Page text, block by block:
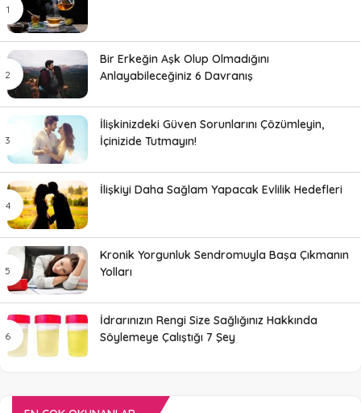
Bir Erkeğin Aşk Olup Olmadığını
Anlayabileceğiniz 6 Davranış
İlişkinizdeki Güven Sorunlarını Çözümleyin,
İçinizide Tutmayın!
İlişkiyi Daha Sağlam Yapacak Evlilik Hedefleri
Kronik Yorgunluk Sendromuyla Başa Çıkmanın
Yolları
İdrarınızın Rengi Size Sağlığınız Hakkında
Söylemeye Çalıştığı 7 Şey